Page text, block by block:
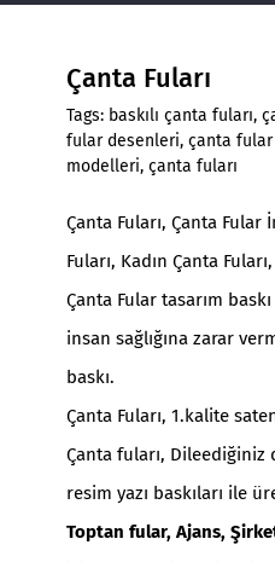
Çanta Fuları
Tags: baskılı çanta fuları,
fular desenleri, çanta fular
modelleri, çanta fuları
Çanta Fuları, Çanta Fular
Fuları, Kadın Çanta Fuları,
Çanta Fular tasarım
insan sağlığına zarar
baskı.
Çanta Fuları, 1.kalite
Çanta fuları, Dileediğiniz
resim yazı baskıları ile
Toptan fular, Ajans,